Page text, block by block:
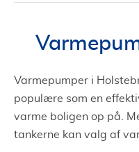
Varmepumper i
populære som en
varme boligen op på.
tankerne kan valg af